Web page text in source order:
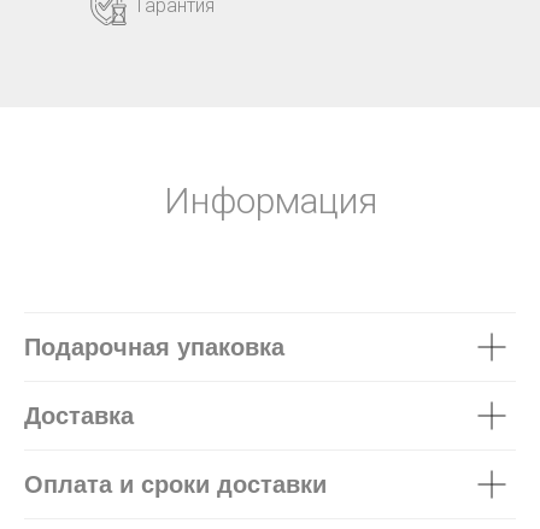
Гарантия
Информация
Подарочная упаковка
Доставка
Оплата и сроки доставки